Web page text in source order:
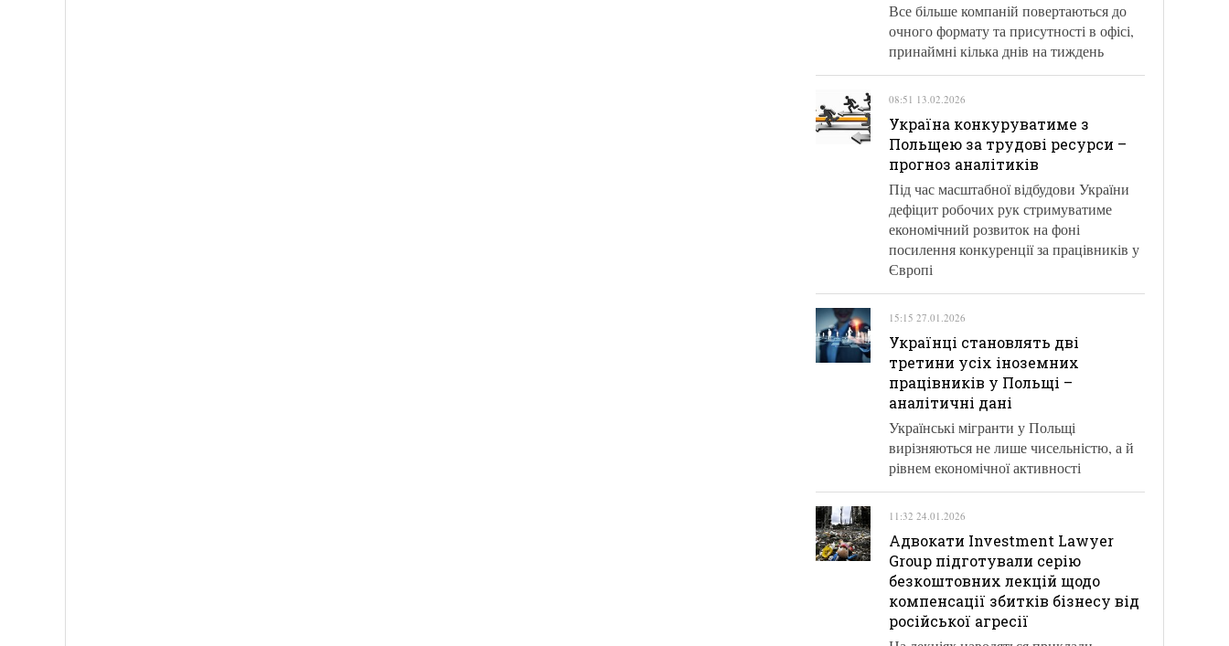
Все більше компаній повертаються до
очного формату та присутності в офісі,
принаймні кілька днів на тиждень
08:51 13.02.2026
Україна конкуруватиме з
Польщею за трудові ресурси –
прогноз аналітиків
Під час масштабної відбудови України
дефіцит робочих рук стримуватиме
економічний розвиток на фоні
посилення конкуренції за працівників у
Європі
15:15 27.01.2026
Українці становлять дві
третини усіх іноземних
працівників у Польщі –
аналітичні дані
Українські мігранти у Польщі
вирізняються не лише чисельністю, а й
рівнем економічної активності
11:32 24.01.2026
Адвокати Investment Lawyer
Group підготували серію
безкоштовних лекцій щодо
компенсації збитків бізнесу від
російської агресії